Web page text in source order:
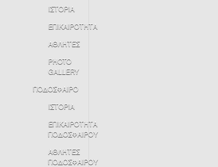
ΙΣΤΟΡΙΑ
ΕΠΙΚΑΙΡΟΤΗΤΑ
ΑΘΛΗΤΕΣ
PHOTO
GALLERY
ΠΟΔΟΣΦΑΙΡΟ
ΙΣΤΟΡΙΑ
ΕΠΙΚΑΙΡΟΤΗΤΑ
ΠΟΔΟΣΦΑΙΡΟΥ
ΑΘΛΗΤΕΣ
ΠΟΔΟΣΦΑΙΡΟΥ